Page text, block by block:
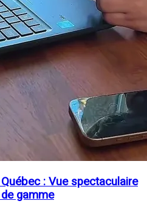
: Vue spectaculaire
gamme